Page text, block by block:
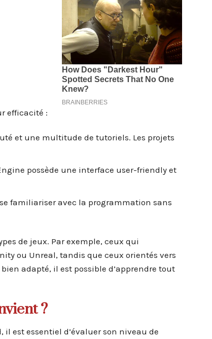
efficacité :
et une multitude de tutoriels. Les projets
possède une interface user-friendly et
familiariser avec la programmation sans
de jeux. Par exemple, ceux qui
ou Unreal, tandis que ceux orientés vers
adapté, il est possible d’apprendre tout
?
il est essentiel d’évaluer son niveau de